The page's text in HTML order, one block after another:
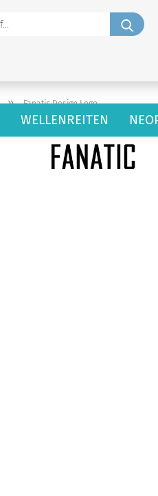
WELLENREITEN
» Fanatic Design Logo